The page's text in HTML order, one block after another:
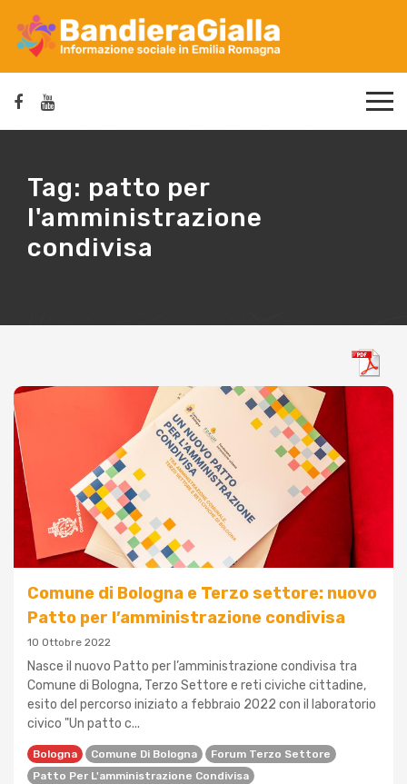
Tag: patto per
l'amministrazione
condivisa
Comune di Bologna e Terzo settore: nuovo
Patto per l’amministrazione condivisa
10 Ottobre 2022
Nasce il nuovo Patto per l’amministrazione condivisa tra
Comune di Bologna, Terzo Settore e reti civiche cittadine,
esito del percorso iniziato a febbraio 2022 con il laboratorio
civico "Un patto c...
Bologna Comune Di Bologna
Forum Terzo Settore
Patto Per L'amministrazione Condivisa